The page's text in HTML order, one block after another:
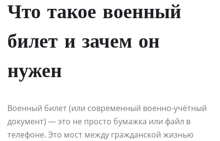
Что такое военный
билет и зачем он
нужен
Военный билет (или современный военно-учётный
документ) — это не просто бумажка или файл в
телефоне. Это мост между гражданской жизнью